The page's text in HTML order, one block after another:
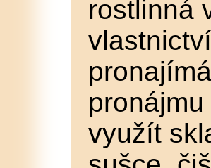
rostlinná
využít